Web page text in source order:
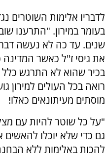
לדבריו אלימות השוטרים
בעומר במירון. "התרענו
שנים. עד כה לא נעשה דבר.
את גיסי ז"ל כאשר
בכיר שהוא לא התרגש
רואה בכל העולים למירון
מוסתים מעיתונאים כאלו!
"על כל שוטר להיות עם
גם כדי שלא יוכלו להאשים
להכות באלימות ללא